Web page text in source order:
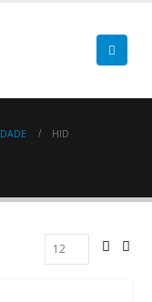
HID